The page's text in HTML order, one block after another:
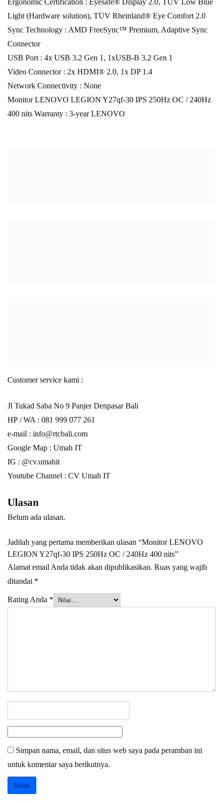
Ergonomic Certification : Eyesafe® Display 2.0, TÜV Low Blue
Light (Hardware solution), TÜV Rheinland® Eye Comfort 2.0
Sync Technology : AMD FreeSync™ Premium, Adaptive Sync
Connector
USB Port : 4x USB 3.2 Gen 1, 1xUSB-B 3.2 Gen 1
Video Connector : 2x HDMI® 2.0, 1x DP 1.4
Network Connectivity : None
Monitor LENOVO LEGION Y27qf-30 IPS 250Hz OC / 240Hz
400 nits Warranty : 3-year LENOVO
Customer service kami :
Jl Tukad Saba No 9 Panjer Denpasar Bali
HP / WA : 081 999 077 261
e-mail : info@rtcbali.com
Google Map : Umah IT
IG : @cv.umahit
Youtube Channel : CV Umah IT
Ulasan
Belum ada ulasan.
Jadilah yang pertama memberikan ulasan “Monitor LENOVO
LEGION Y27qf-30 IPS 250Hz OC / 240Hz 400 nits”
Alamat email Anda tidak akan dipublikasikan. Ruas yang wajib
ditandai *
Rating Anda *
Simpan nama, email, dan situs web saya pada peramban ini
untuk komentar saya berikutnya.